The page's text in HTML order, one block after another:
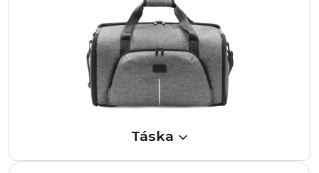
Táska